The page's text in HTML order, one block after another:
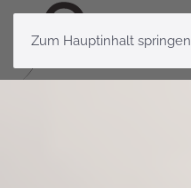
Zum Hauptinhalt springen